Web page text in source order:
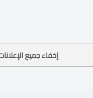
إخفاء جميع